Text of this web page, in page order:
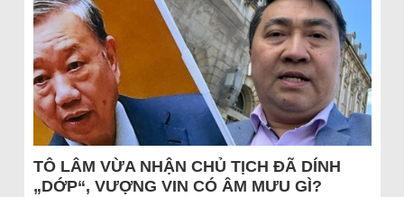
TÔ LÂM VỪA NHẬN CHỦ TỊCH ĐÃ DÍNH
„DỚP“, VƯỢNG VIN CÓ ÂM MƯU GÌ?